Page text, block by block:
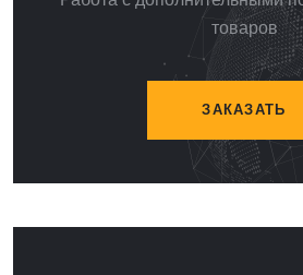
товаров
ЗАКАЗАТЬ